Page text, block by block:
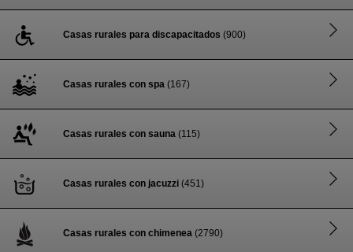
Casas rurales para discapacitados (900)
Casas rurales con spa (167)
Casas rurales con sauna (115)
Casas rurales con jacuzzi (451)
Casas rurales con chimenea (2790)